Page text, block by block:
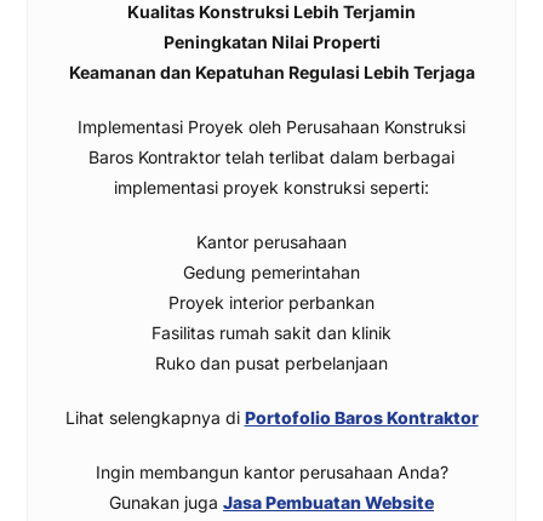
Kualitas Konstruksi Lebih Terjamin
Peningkatan Nilai Properti
Keamanan dan Kepatuhan Regulasi Lebih Terjaga
Implementasi Proyek oleh Perusahaan Konstruksi
Baros Kontraktor telah terlibat dalam berbagai
implementasi proyek konstruksi seperti:
Kantor perusahaan
Gedung pemerintahan
Proyek interior perbankan
Fasilitas rumah sakit dan klinik
Ruko dan pusat perbelanjaan
Lihat selengkapnya di Portofolio Baros Kontraktor
Ingin membangun kantor perusahaan Anda?
Gunakan juga Jasa Pembuatan Website